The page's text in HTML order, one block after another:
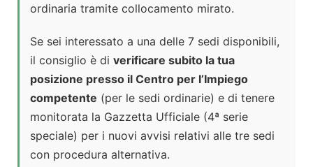
ordinaria tramite collocamento mirato.
Se sei interessato a una delle 7 sedi disponibili,
il consiglio è di verificare subito la tua
posizione presso il Centro per l’Impiego
competente (per le sedi ordinarie) e di tenere
monitorata la Gazzetta Ufficiale (4ª serie
speciale) per i nuovi avvisi relativi alle tre sedi
con procedura alternativa.